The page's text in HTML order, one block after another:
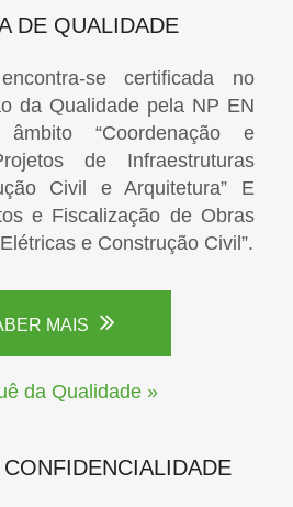
DE QUALIDADE
se certificada no
da Qualidade pela NP EN
“Coordenação e
de Infraestruturas
Civil e Arquitetura” E
e Fiscalização de Obras
e Construção Civil”.
MAIS
da Qualidade »